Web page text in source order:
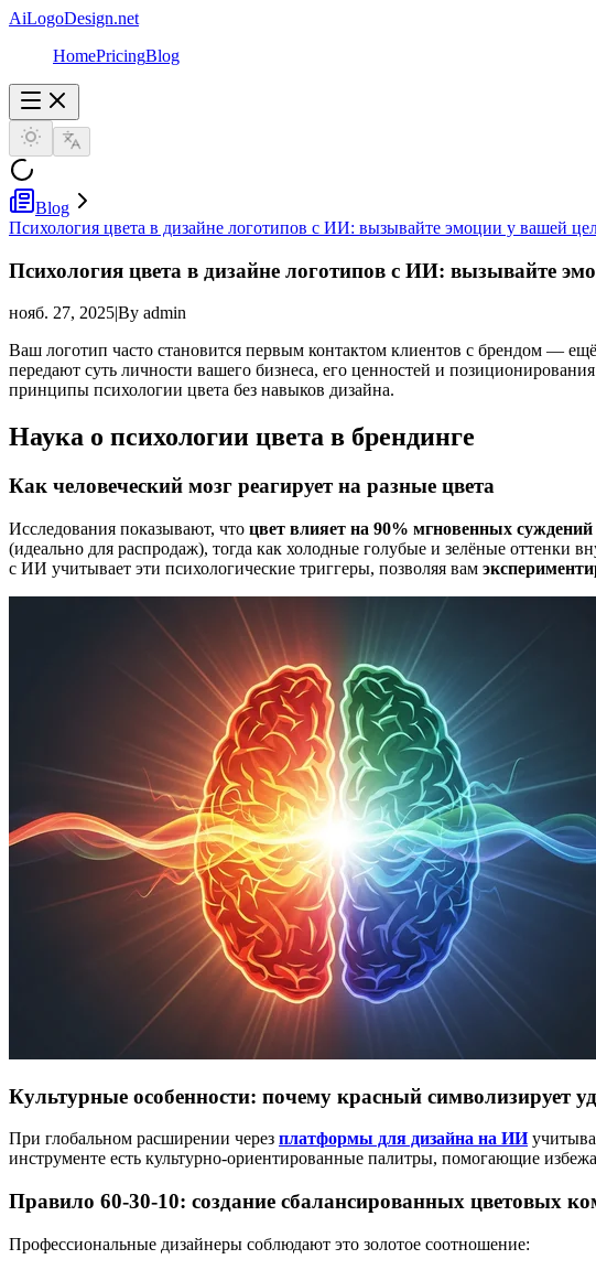
AiLogoDesign.net
HomePricingBlog
Blog
Психология цвета в дизайне логотипов с ИИ: вызывайте эмоции у вашей
Психология цвета в дизайне логотипов с ИИ: вызывайте
нояб. 27, 2025|By admin
Ваш логотип часто становится первым контактом клиентов с брендом —
передают суть личности вашего бизнеса, его ценностей и
принципы психологии цвета без навыков дизайна.
Наука о психологии цвета в брендинге
Как человеческий мозг реагирует на разные цвета
Исследования показывают, что цвет влияет на 90% мгновенных суждений
(идеально для распродаж), тогда как холодные голубые и зелёные
с ИИ учитывает эти психологические триггеры, позволяя вам
Культурные особенности: почему красный символизирует
При глобальном расширении через платформы для дизайна на ИИ
инструменте есть культурно-ориентированные палитры, помогающие
Правило 60-30-10: создание сбалансированных цветовых
Профессиональные дизайнеры соблюдают это золотое соотношение: